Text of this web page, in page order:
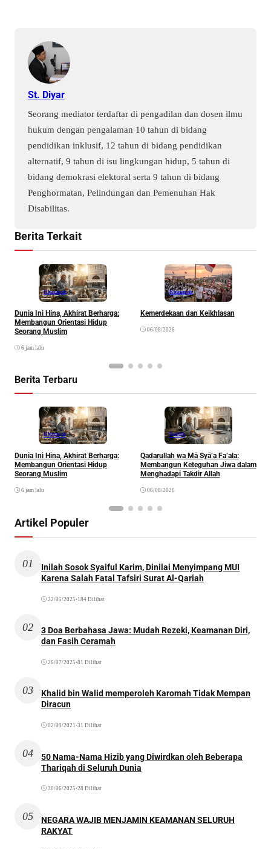
St. Diyar
Seorang mediator terdaftar di pengadilan dan dosen ilmu
hukum dengan pengalaman 10 tahun di bidang
pendidikan inklusif, 12 tahun di bidang pendidikan
alternatif, 9 tahun di isu lingkungan hidup, 5 tahun di
bidang demokrasi elektoral serta 9 tahun di bidang
Penghormatan, Pelindungan dan Pemenuhan Hak
Disabilitas.
Berita Terkait
Khazanah
Dunia Ini Hina, Akhirat Berharga:
Membangun Orientasi Hidup
Seorang Muslim
6 jam lalu
Khazanah
Kemerdekaan dan Keikhlasan
06/08/2026
Berita Terbaru
Khazanah
Dunia Ini Hina, Akhirat Berharga:
Membangun Orientasi Hidup
Seorang Muslim
6 jam lalu
Ibadah
Qadarullah wa Mā Syā’a Fa’ala:
Membangun Keteguhan Jiwa dalam
Menghadapi Takdir Allah
06/08/2026
Artikel Populer
01
Inilah Sosok Syaiful Karim, Dinilai Menyimpang MUI
Karena Salah Fatal Tafsiri Surat Al-Qariah
22/05/2025 •184 Dilihat
02
3 Doa Berbahasa Jawa: Mudah Rezeki, Keamanan Diri,
dan Fasih Ceramah
26/07/2025 •81 Dilihat
03
Khalid bin Walid memperoleh Karomah Tidak Mempan
Diracun
02/09/2021 •31 Dilihat
04
50 Nama-Nama Hizib yang Diwirdkan oleh Beberapa
Thariqah di Seluruh Dunia
30/06/2025 •28 Dilihat
05
NEGARA WAJIB MENJAMIN KEAMANAN SELURUH
RAKYAT